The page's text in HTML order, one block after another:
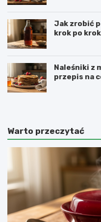
Jak zrobić
krok po
Naleśniki z
przepis na
Warto przeczytać